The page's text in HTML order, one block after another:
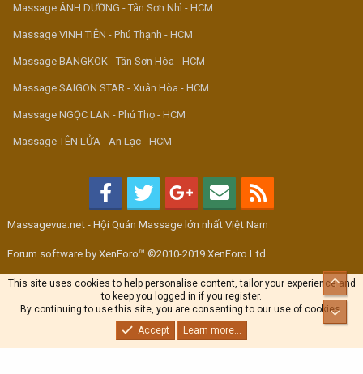
Massage ÁNH DƯƠNG - Tân Sơn Nhì - HCM
Massage VINH TIÊN - Phú Thạnh - HCM
Massage BANGKOK - Tân Sơn Hòa - HCM
Massage SAIGON STAR - Xuân Hòa - HCM
Massage NGỌC LAN - Phú Thọ - HCM
Massage TÊN LỬA - An Lạc - HCM
Massagevua.net - Hội Quán Massage lớn nhất Việt Nam
Forum software by XenForo™ ©2010-2019 XenForo Ltd.
This site uses cookies to help personalise content, tailor your experience and
to keep you logged in if you register.
By continuing to use this site, you are consenting to our use of cookies.
Accept
Learn more...
Top